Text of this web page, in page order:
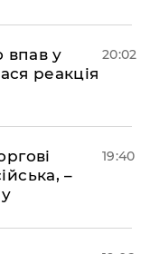
впав у
реакція
20:02
–
19:40